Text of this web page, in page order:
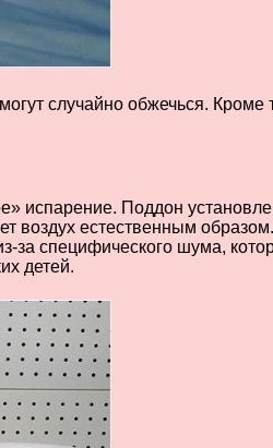
случайно обжечься. Кроме
испарение. Поддон
воздух естественным
за специфического шума,
детей.